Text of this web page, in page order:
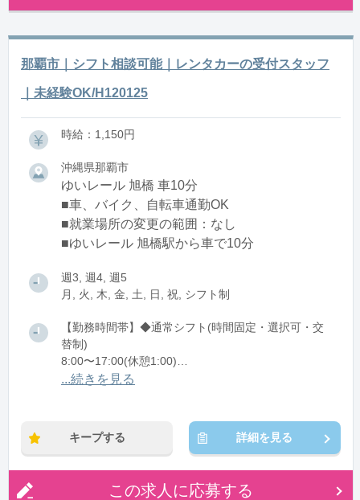
那覇市｜シフト相談可能｜レンタカーの受付スタッフ
｜未経験OK/H120125
時給：1,150円
沖縄県那覇市
ゆいレール 旭橋 車10分
■車、バイク、自転車通勤OK
■就業場所の変更の範囲：なし
■ゆいレール 旭橋駅から車で10分
週3, 週4, 週5
月, 火, 木, 金, 土, 日, 祝, シフト制
【勤務時間帯】◆通常シフト(時間固定・選択可・交
替制)
8:00〜17:00(休憩1:00)
12:00〜21:00(休憩1:00)
...続きを見る
キープする 詳細を見る
この求人に応募する